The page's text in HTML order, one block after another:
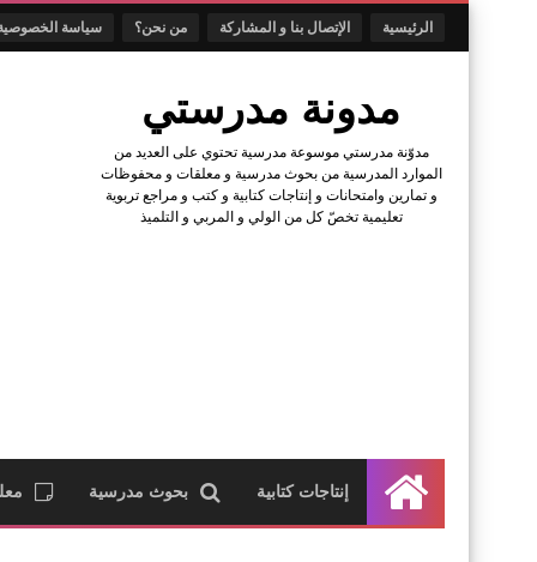
الرئيسية الإتصال بنا و المشاركة من نحن؟ سياسة
مدونة مدرستي
مدوّنة مدرستي موسوعة مدرسية تحتوي على العديد من
الموارد المدرسية من بحوث مدرسية و معلقات و محفوظات
و تمارين وامتحانات و إنتاجات كتابية و كتب و مراجع تربوية
تعليمية تخصّ كل من الولي و المربي و التلميذ
الرئيسية
إنتاجات كتابية بحوث مدرسية